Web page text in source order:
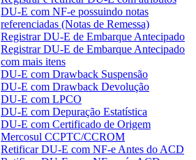
DU-E com NF-e possuindo notas
referenciadas (Notas de Remessa)
Registrar DU-E de Embarque Antecipado
Registrar DU-E de Embarque Antecipado
com mais itens
DU-E com Drawback Suspensão
DU-E com Drawback Devolução
DU-E com LPCO
DU-E com Depuração Estatística
DU-E com Certificado de Origem
Mercosul CCPTC/CCROM
Retificar DU-E com NF-e Antes do ACD